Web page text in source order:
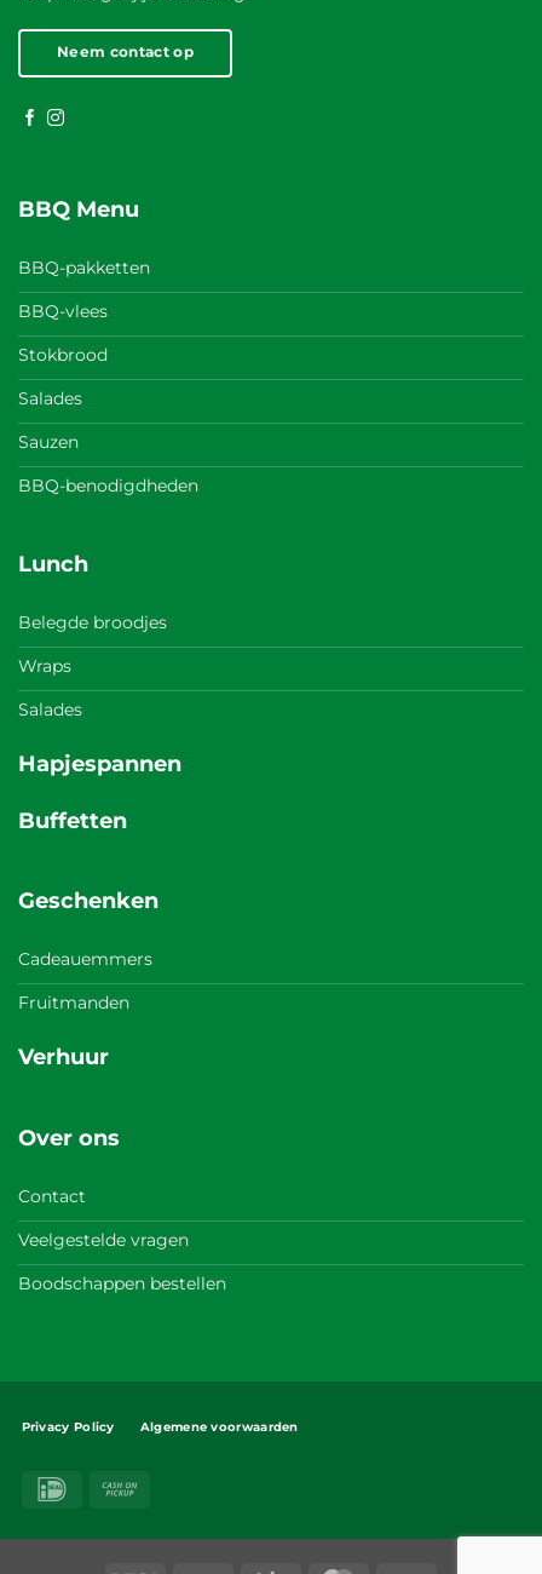
Neem contact op
BBQ Menu
BBQ-pakketten
BBQ-vlees
Stokbrood
Salades
Sauzen
BBQ-benodigdheden
Lunch
Belegde broodjes
Wraps
Salades
Hapjespannen
Buffetten
Geschenken
Cadeauemmers
Fruitmanden
Verhuur
Over ons
Contact
Veelgestelde vragen
Boodschappen bestellen
Privacy Policy Algemene voorwaarden
IDeal
Pickup